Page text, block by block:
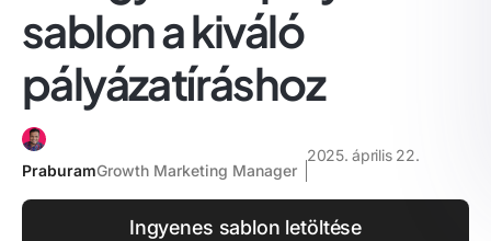
sablon a kiváló
pályázatíráshoz
PraburamGrowth Marketing Manager
2025. április 22.
Ingyenes sablon letöltése